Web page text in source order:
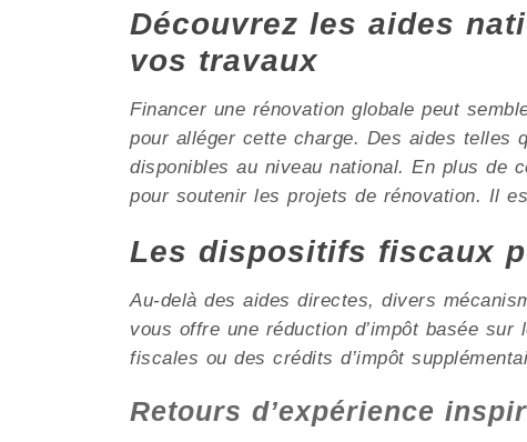
Découvrez les aides
vos travaux
Financer une rénovation globale peut
pour alléger cette charge. Des aides telles
disponibles au niveau national. En plus de
pour soutenir les projets de rénovation. Il
Les dispositifs fiscaux
Au-delà des aides directes, divers
vous offre une réduction d’impôt basée
fiscales ou des crédits d’impôt
Retours d’expérience